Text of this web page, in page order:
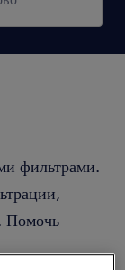
фильтрами.
Помочь